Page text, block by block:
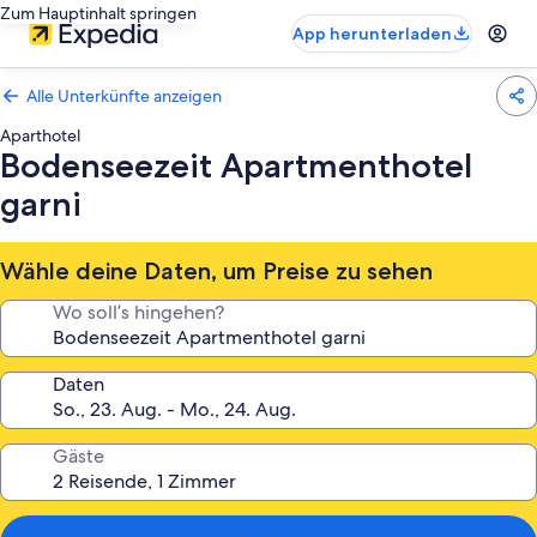
Zum Hauptinhalt springen
App herunterladen
Alle Unterkünfte anzeigen
Aparthotel
Bodenseezeit Apartmenthotel
garni
Wähle deine Daten, um Preise zu sehen
Wo soll’s hingehen?
Daten
Gäste